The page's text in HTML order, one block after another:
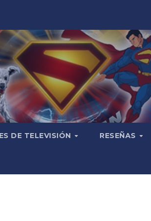
DE TELEVISIÓN RESEÑAS